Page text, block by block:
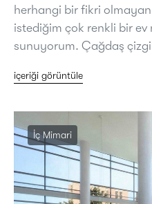
herhangi bir fikri
istediğim çok renkli bir ev
sunuyorum. Çağdaş
içeriği görüntüle
İç Mimari